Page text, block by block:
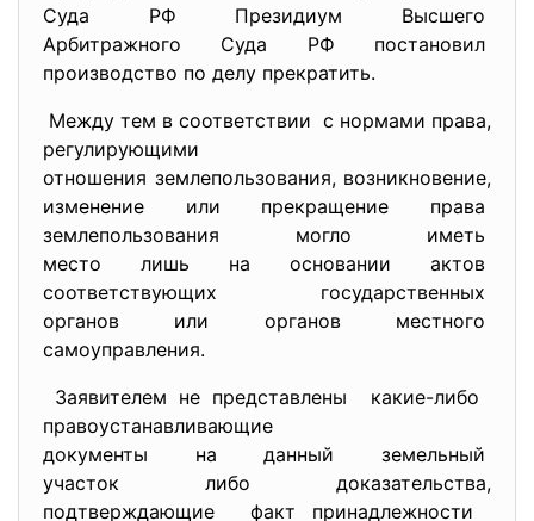
Суда РФ Президиум Высшего
Арбитражного Суда РФ постановил
производство по делу прекратить.
Между тем в соответствии с нормами права,
регулирующими
отношения землепользования, возникновение,
изменение или прекращение права
землепользования могло иметь
место лишь на основании актов
соответствующих государственных
органов или органов местного
самоуправления.
Заявителем не представлены какие-либо
правоустанавливающие
документы на данный земельный
участок либо доказательства,
подтверждающие факт принадлежности